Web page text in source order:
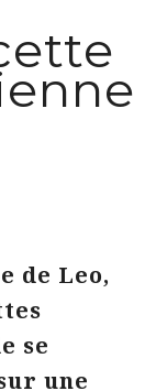
de Leo,
se
une